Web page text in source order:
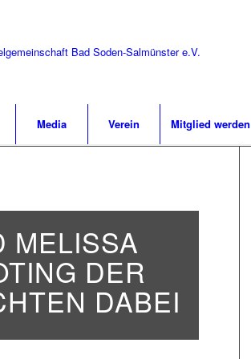
Media Verein Mitglied werden
MELISSA
DER
DABEI